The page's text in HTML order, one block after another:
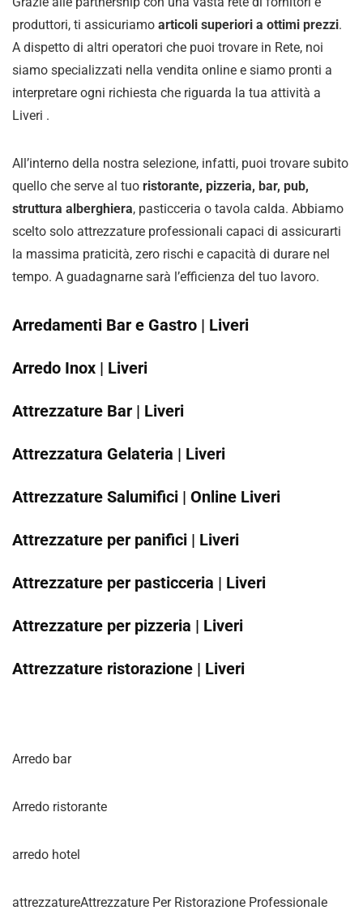
produttori, ti assicuriamo articoli superiori a ottimi prezzi.
A dispetto di altri operatori che puoi trovare in Rete, noi
siamo specializzati nella vendita online e siamo pronti a
interpretare ogni richiesta che riguarda la tua attività a
Liveri .
All’interno della nostra selezione, infatti, puoi trovare subito
quello che serve al tuo ristorante, pizzeria, bar, pub,
struttura alberghiera, pasticceria o tavola calda. Abbiamo
scelto solo attrezzature professionali capaci di assicurarti
la massima praticità, zero rischi e capacità di durare nel
tempo. A guadagnarne sarà l’efficienza del tuo lavoro.
Arredamenti Bar e Gastro | Liveri
Arredo Inox | Liveri
Attrezzature Bar | Liveri
Attrezzatura Gelateria | Liveri
Attrezzature Salumifici | Online Liveri
Attrezzature per panifici | Liveri
Attrezzature per pasticceria | Liveri
Attrezzature per pizzeria | Liveri
Attrezzature ristorazione | Liveri
Arredo bar
Arredo ristorante
arredo hotel
attrezzatureAttrezzature Per Ristorazione Professionale